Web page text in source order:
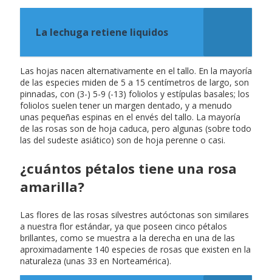
La lechuga retiene liquidos
Las hojas nacen alternativamente en el tallo. En la mayoría
de las especies miden de 5 a 15 centímetros de largo, son
pinnadas, con (3-) 5-9 (-13) foliolos y estípulas basales; los
foliolos suelen tener un margen dentado, y a menudo
unas pequeñas espinas en el envés del tallo. La mayoría
de las rosas son de hoja caduca, pero algunas (sobre todo
las del sudeste asiático) son de hoja perenne o casi.
¿cuántos pétalos tiene una rosa
amarilla?
Las flores de las rosas silvestres autóctonas son similares
a nuestra flor estándar, ya que poseen cinco pétalos
brillantes, como se muestra a la derecha en una de las
aproximadamente 140 especies de rosas que existen en la
naturaleza (unas 33 en Norteamérica).